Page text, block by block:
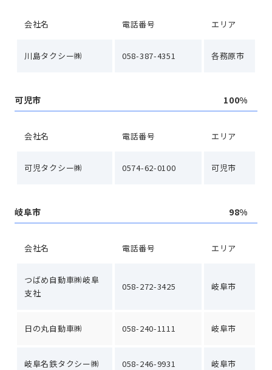
会社名 電話番号 エリア
川島タクシー㈱ 058-387-4351 各務原市
可児市 100%
会社名 電話番号 エリア
可児タクシー㈱ 0574-62-0100 可児市
岐阜市 98%
会社名 電話番号 エリア
つばめ自動車㈱岐阜
支社
058-272-3425 岐阜市
日の丸自動車㈱ 058-240-1111 岐阜市
岐阜名鉄タクシー㈱ 058-246-9931 岐阜市